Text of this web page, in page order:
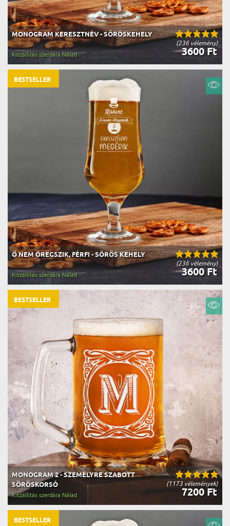
(236 vélemény)
MONOGRAM KERESZTNÉV - SÖRÖSKEHELY
3600 Ft
Kiszállítás szerdára Nálad
(236 vélemény)
Ő NEM ÖREGSZIK, FÉRFI - SÖRÖS KEHELY
3600 Ft
Kiszállítás szerdára Nálad
BESTSELLER
(1173 vélemények)
MONOGRAM 2 - SZEMÉLYRE SZABOTT
SÖRÖSKORSÓ
7200 Ft
Kiszállítás szerdára Nálad
BESTSELLER
BESTSELLER